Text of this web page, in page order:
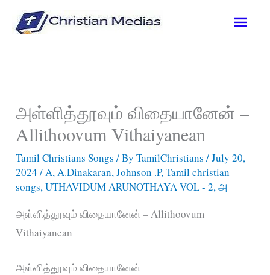
Main
அள்ளித்தூவும் விதையானேன் –
Allithoovum Vithaiyanean
Tamil Christians Songs / ByTamilChristians/July 20,
2024/ A, A.Dinakaran,Johnson .P,Tamil christian
songs,UTHAVIDUM ARUNOTHAYA VOL - 2,அ
அள்ளித்தூவும் விதையானேன் – Allithoovum
Vithaiyanean
அள்ளித்தூவும் விதையானேன்